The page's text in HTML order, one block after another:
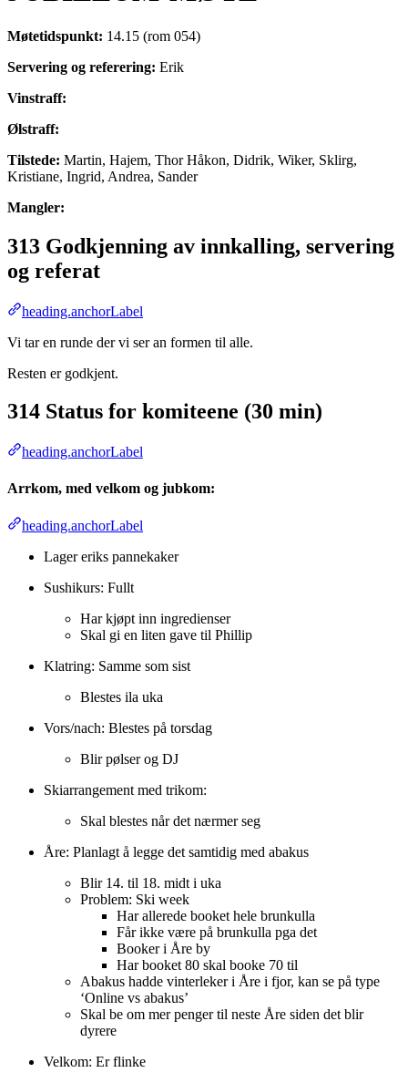
Møtetidspunkt: 14.15 (rom 054)
Servering og referering: Erik
Vinstraff:
Ølstraff:
Tilstede: Martin, Hajem, Thor Håkon, Didrik, Wiker, Sklirg,
Kristiane, Ingrid, Andrea, Sander
Mangler:
313 Godkjenning av innkalling, servering
og referat
heading.anchorLabel
Vi tar en runde der vi ser an formen til alle.
Resten er godkjent.
314 Status for komiteene (30 min)
heading.anchorLabel
Arrkom, med velkom og jubkom:
heading.anchorLabel
Lager eriks pannekaker
Sushikurs: Fullt
Har kjøpt inn ingredienser
Skal gi en liten gave til Phillip
Klatring: Samme som sist
Blestes ila uka
Vors/nach: Blestes på torsdag
Blir pølser og DJ
Skiarrangement med trikom:
Skal blestes når det nærmer seg
Åre: Planlagt å legge det samtidig med abakus
Blir 14. til 18. midt i uka
Problem: Ski week
Har allerede booket hele brunkulla
Får ikke være på brunkulla pga det
Booker i Åre by
Har booket 80 skal booke 70 til
Abakus hadde vinterleker i Åre i fjor, kan se på type
‘Online vs abakus’
Skal be om mer penger til neste Åre siden det blir
dyrere
Velkom: Er flinke